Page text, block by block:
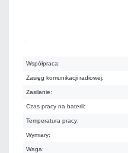
Współpraca:
Zasięg komunikacji radiowej:
Zasilanie:
Czas pracy na baterii:
Temperatura pracy:
Wymiary:
Waga: